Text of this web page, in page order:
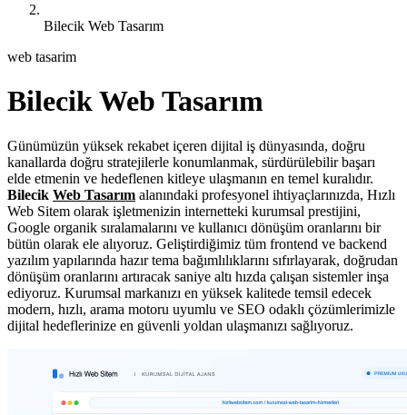
Bilecik Web Tasarım
web tasarim
Bilecik Web Tasarım
Günümüzün yüksek rekabet içeren dijital iş dünyasında, doğru
kanallarda doğru stratejilerle konumlanmak, sürdürülebilir başarı
elde etmenin ve hedeflenen kitleye ulaşmanın en temel kuralıdır.
Bilecik Web Tasarım alanındaki profesyonel ihtiyaçlarınızda, Hızlı
Web Sitem olarak işletmenizin internetteki kurumsal prestijini,
Google organik sıralamalarını ve kullanıcı dönüşüm oranlarını bir
bütün olarak ele alıyoruz. Geliştirdiğimiz tüm frontend ve backend
yazılım yapılarında hazır tema bağımlılıklarını sıfırlayarak, doğrudan
dönüşüm oranlarını artıracak saniye altı hızda çalışan sistemler inşa
ediyoruz. Kurumsal markanızı en yüksek kalitede temsil edecek
modern, hızlı, arama motoru uyumlu ve SEO odaklı çözümlerimizle
dijital hedeflerinize en güvenli yoldan ulaşmanızı sağlıyoruz.